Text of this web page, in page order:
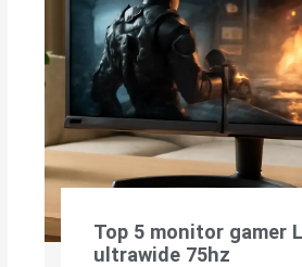
Top 5 monitor gamer
ultrawide 75hz